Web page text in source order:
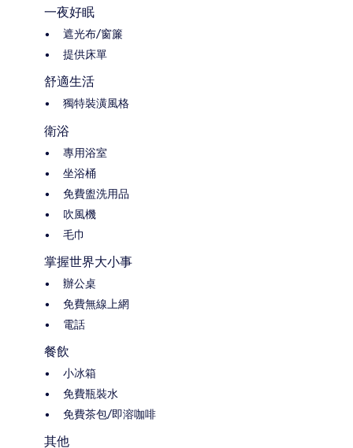
一夜好眠
遮光布/窗簾
提供床單
舒適生活
獨特裝潢風格
衛浴
專用浴室
坐浴桶
免費盥洗用品
吹風機
毛巾
掌握世界大小事
辦公桌
免費無線上網
電話
餐飲
小冰箱
免費瓶裝水
免費茶包/即溶咖啡
其他